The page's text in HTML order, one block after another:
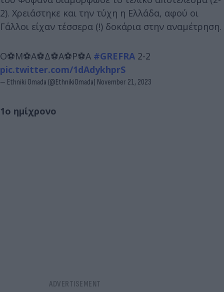
2). Χρειάστηκε και την τύχη η Ελλάδα, αφού οι
Γάλλοι είχαν τέσσερα (!) δοκάρια στην αναμέτρηση.
Ο⚽️Μ⚽️Α⚽️Δ⚽️Α⚽️Ρ⚽️Α #GREFRA 2-2
pic.twitter.com/1dAdykhprS
— Ethniki Omada (@EthnikiOmada) November 21, 2023
1ο ημίχρονο